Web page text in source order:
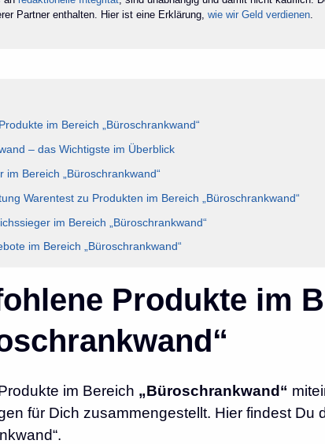
Partner enthalten. Hier ist eine Erklärung,wie wir Geld verdienen.
im Bereich „Büroschrankwand“
– das Wichtigste im Überblick
im Bereich „Büroschrankwand“
Warentest zu Produkten im Bereich „Büroschrankwand“
im Bereich „Büroschrankwand“
im Bereich „Büroschrankwand“
Produkte im
im Bereich „Büroschrankwand“
für Dich zusammengestellt. Hier findest Du